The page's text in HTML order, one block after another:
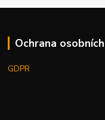
Ochrana
GDPR